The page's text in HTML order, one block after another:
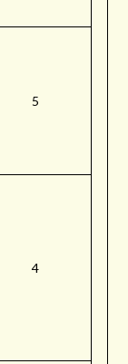
5
4